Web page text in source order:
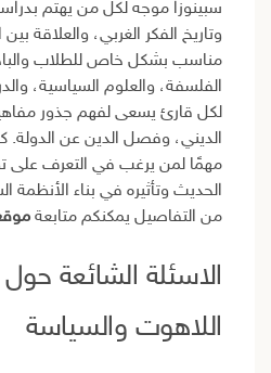
سبينوزا موجه لكل من يهتم
وتاريخ الفكر الغربي، والعلاقة
مناسب بشكل خاص للطلاب
الفلسفة، والعلوم السياسية،
لكل قارئ يسعى لفهم جذور
الديني، وفصل الدين عن الدولة.
مهمًا لمن يرغب في التعرف على
الحديث وتأثيره في بناء الأنظمة
من التفاصيل يمكنكم متابعة
الاسئلة الشائعة
اللاهوت والسياسة